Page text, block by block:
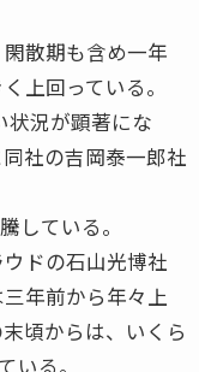
散期も含め一年
上回っている。
状況が顕著にな
社の吉岡泰一郎社
している。
ドの石山光博社
年前から年々上
頃からは、いくら
いる。